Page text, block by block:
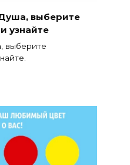
выберите
узнайте
выберите